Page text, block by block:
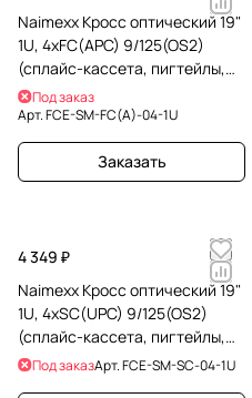
Naimexx Кросс оптический 19"
1U, 4хFC(APC) 9/125(OS2)
(сплайс-кассета, пигтейлы,
КДЗС)
Под заказ
Арт.FCE-SM-FC(A)-04-1U
Заказать
4 349 ₽
Naimexx Кросс оптический 19"
1U, 4хSC(UPC) 9/125(OS2)
(сплайс-кассета, пигтейлы,
КДЗС)
Под заказАрт.FCE-SM-SC-04-1U